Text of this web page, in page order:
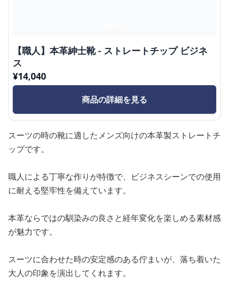
【職人】本革紳士靴 - ストレートチップ ビジネ
ス
¥14,040
商品の詳細を見る
スーツの時の靴に適したメンズ向けの本革製ストレートチ
ップです。
職人による丁寧な作りが特徴で、ビジネスシーンでの使用
に耐える堅牢性を備えています。
本革ならではの馴染みの良さと経年変化を楽しめる素材感
が魅力です。
スーツに合わせた時の安定感のある佇まいが、落ち着いた
大人の印象を演出してくれます。